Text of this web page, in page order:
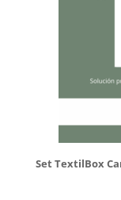
Set TextilBox